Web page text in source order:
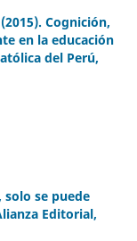
Cognición,
en la educación
del Perú,
solo se puede
Editorial,